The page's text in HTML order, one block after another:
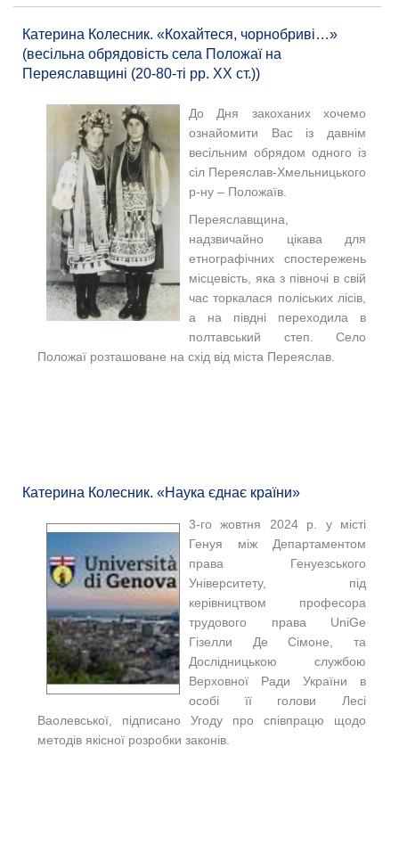
Катерина Колесник. «Кохайтеся, чорнобриві…»
(весільна обрядовість села Положаї на
Переяславщині (20-80-ті рр. ХХ ст.))
До Дня закоханих хочемо
ознайомити Вас із давнім
весільним обрядом одного із
сіл Переяслав-Хмельницького
р-ну – Положаїв.
Переяславщина,
надзвичайно цікава для
етнографічних спостережень
місцевість, яка з півночі в свій
час торкалася поліських лісів,
а на півдні переходила в
полтавський степ. Село
Положаї розташоване на схід від міста Переяслав.
Катерина Колесник. «Наука єднає країни»
3-го жовтня 2024 р. у місті
Генуя між Департаментом
права Генуезського
Університету, під
керівництвом професора
трудового права UniGe
Гізелли Де Сімоне, та
Дослідницькою службою
Верховної Ради України в
особі її голови Лесі
Ваолевської, підписано Угоду про співпрацю щодо
методів якісної розробки законів.